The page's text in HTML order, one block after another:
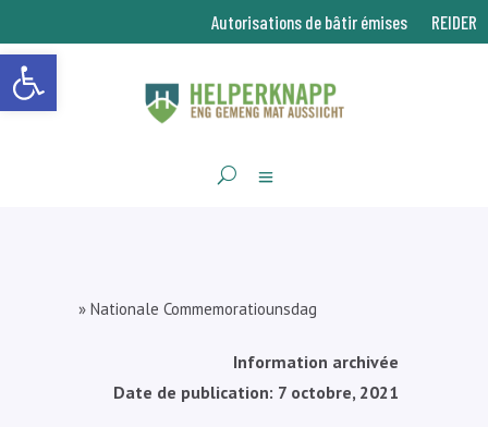
Ouvrir la barre d’outils
Autorisations de bâtir émises REIDER
» Nationale Commemoratiounsdag
Information archivée
Date de publication: 7 octobre, 2021